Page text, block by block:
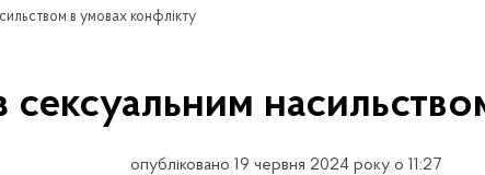
в умовах конфлікту
опубліковано 19 червня 2024 року о 11:27